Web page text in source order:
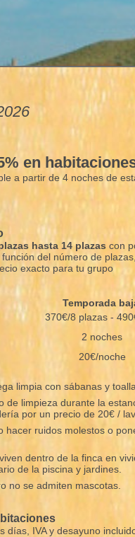
en
a partir de 4 noches de
hasta 14 plazas con
del número de
exacto para tu grupo
Temporada
370€/8 plazas -
2 noches
20€/noche
limpia con sábanas y
de limpieza durante la
por un precio de 20€ /
hacer ruidos molestos o
dentro de la finca en
de la piscina y jardines.
no se admiten mascotas.
días, IVA y desayuno